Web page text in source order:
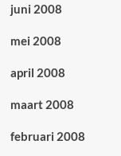
juni 2008
mei 2008
april 2008
maart 2008
februari 2008